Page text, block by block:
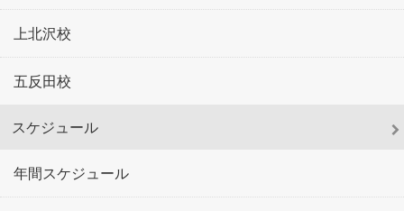
上北沢校
五反田校
スケジュール
年間スケジュール